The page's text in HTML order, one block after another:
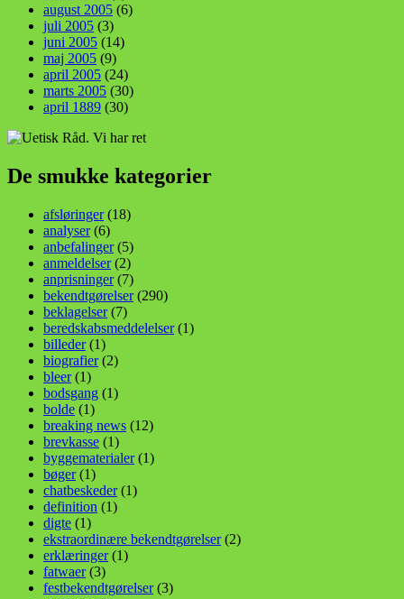
august 2005 (6)
juli 2005 (3)
juni 2005 (14)
maj 2005 (9)
april 2005 (24)
marts 2005 (30)
april 1889 (30)
De smukke kategorier
afsløringer(18)
analyser(6)
anbefalinger(5)
anmeldelser(2)
anprisninger(7)
bekendtgørelser(290)
beklagelser(7)
beredskabsmeddelelser(1)
billeder(1)
biografier(2)
bleer(1)
bodsgang (1)
bolde (1)
breaking news (12)
brevkasse (1)
byggematerialer(1)
bøger(1)
chatbeskeder(1)
definition (1)
digte (1)
ekstraordinære bekendtgørelser(2)
erklæringer(1)
fatwaer(3)
festbekendtgørelser(3)